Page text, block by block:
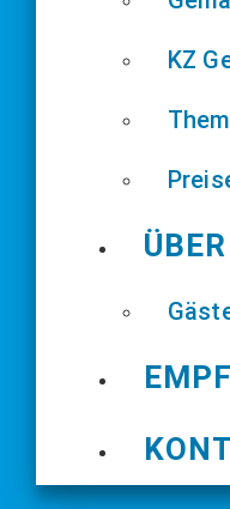
KZ